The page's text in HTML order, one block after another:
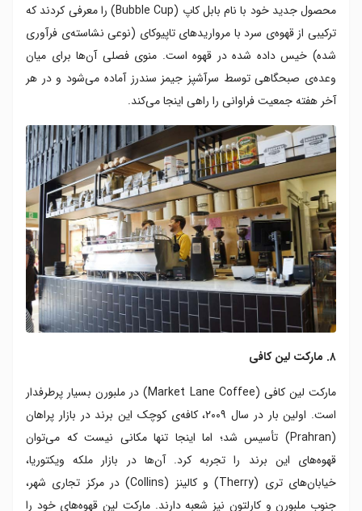
محصول جدید خود با نام بابل کاپ (Bubble Cup) را معرفی کردند که
ترکیبی از قهوه‌ی سرد با مرواریدهای تاپیوکای (نوعی نشاسته‌ی فرآوری‌
شده) خیس‌ داده‌ شده در قهوه است. منوی فصلی آن‌ها برای میان
وعده‌ی صبحگاهی توسط سرآشپز جیمز سندرز آماده می‌شود و در هر
آخر هفته جمعیت فراوانی را راهی اینجا می‌کند.
۸. مارکت لین کافی
مارکت لین کافی (Market Lane Coffee) در ملبورن بسیار پرطرفدار
است. اولین بار در سال ۲۰۰۹، کافه‌ی کوچک این برند در بازار پراهان
(Prahran) تأسیس شد؛ اما اینجا تنها مکانی نیست که می‌توان
قهوه‌های این برند را تجربه کرد. آن‌ها در بازار ملکه ویکتوریا،
خیابان‌های تری (Therry) و کالینز (Collins) در مرکز تجاری شهر،
جنوب ملبورن و کارلتون نیز شعبه دارند. مارکت لین قهوه‌های خود را